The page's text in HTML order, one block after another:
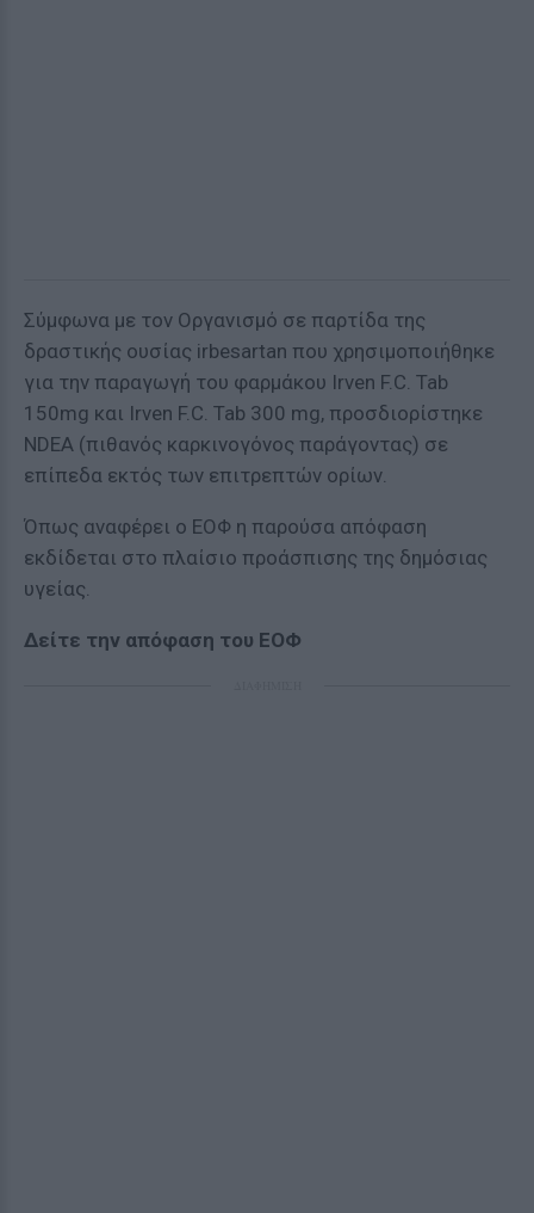
Σύμφωνα με τον Οργανισμό σε παρτίδα της
δραστικής ουσίας irbesartan που χρησιμοποιήθηκε
για την παραγωγή του φαρμάκου Irven F.C. Tab
150mg και Irven F.C. Tab 300 mg, προσδιορίστηκε
NDΕA (πιθανός καρκινογόνος παράγοντας) σε
επίπεδα εκτός των επιτρεπτών ορίων.
Όπως αναφέρει ο ΕΟΦ η παρούσα απόφαση
εκδίδεται στο πλαίσιο προάσπισης της δημόσιας
υγείας.
Δείτε την απόφαση του ΕΟΦ